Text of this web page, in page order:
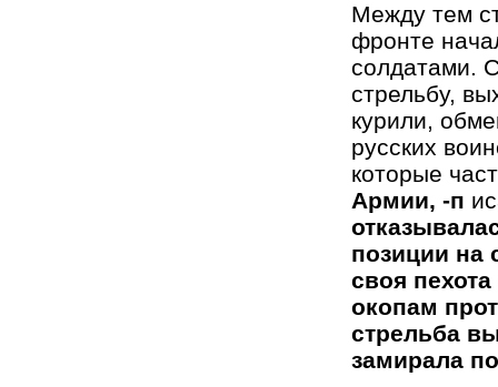
Между тем
фронте
солдатами.
стрельбу,
курили,
русских
которые
Армии, -п
позиции на
своя
окопам
стрельба
замирала